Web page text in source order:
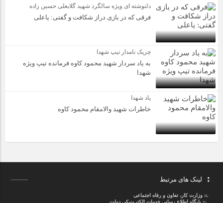
دلنوشته ای ویژه سالگرد شهید گلابعلی حسین زاده
فرقی که در بازی دراز شکافت و گفتی: یاعلی
چریک نامدار تیپ شهدا
به یاد سردار شهید محمود کاوه فرمانده تیپ ویژه
شهدا
یاد شهدا
خاطرات شهید والامقام محمود کاوه‌
لینک های مرتبط
.::وزارت کار، تعاون و رفاه اجتماعی
.::پایگاه اطلاع رسانی خدمات الکترونیکی دولت